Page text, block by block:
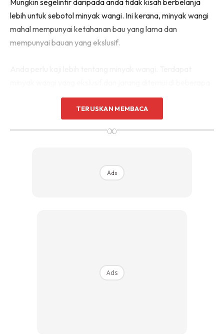
Mungkin segelintir daripada anda tidak kisah berbelanja
lebih untuk sebotol minyak wangi. Ini kerana, minyak wangi
mahal mempunyai ketahanan bau yang lama dan
mempunyai bauan yang ekslusif.
buah butik berjenama atau kedai kedai yang menjual
minyak wangi yang ekslusif. Terdapat banyak butik kedai
Cuba pakai minyak wangi yang “unisex” untuk tonjolkan
TERUSKAN MEMBACA
∞
Ads
Ads